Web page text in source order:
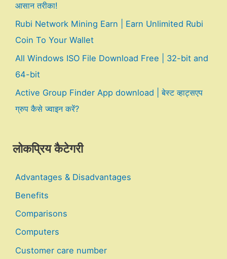
आसान तरीका!
Rubi Network Mining Earn | Earn Unlimited Rubi
Coin To Your Wallet
All Windows ISO File Download Free | 32-bit and
64-bit
Active Group Finder App download | बेस्ट व्हाट्सएप
ग्रुप कैसे ज्वाइन करें?
लोकप्रिय कैटेगरी
Advantages & Disadvantages
Benefits
Comparisons
Computers
Customer care number